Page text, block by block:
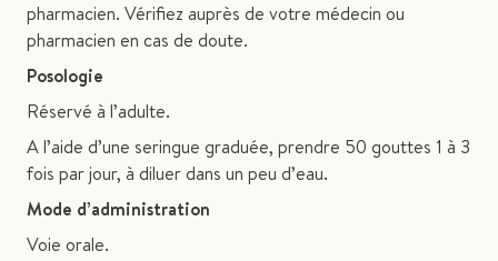
pharmacien. Vérifiez auprès de votre médecin ou
pharmacien en cas de doute.
Posologie
Réservé à l’adulte.
A l’aide d’une seringue graduée, prendre 50 gouttes 1 à 3
fois par jour, à diluer dans un peu d’eau.
Mode d’administration
Voie orale.